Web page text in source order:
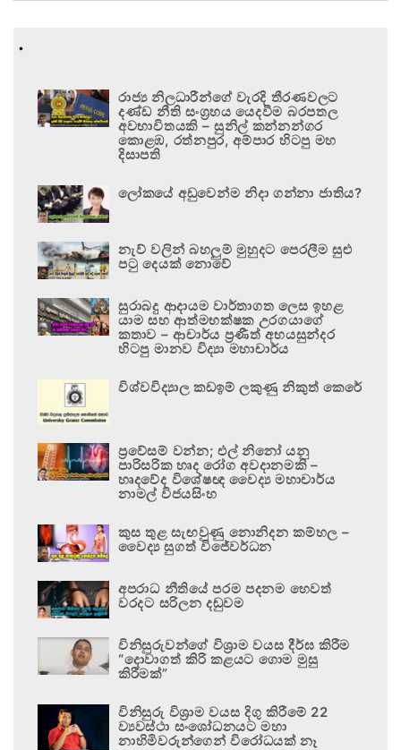
.
රාජ්‍ය නිලධාරීන්ගේ වැරදි තීරණවලට
දණ්ඩ නීති සංග්‍රහය යෙදවීම බරපතල
අවභාවිතයකි – සුනිල් කන්නන්ගර
කොළඹ, රත්නපුර, අම්පාර හිටපු මහ
දිසාපති
ලෝකයේ අඩුවෙන්ම නිදා ගන්නා ජාතිය?
නැව් වලින් බහලුම් මුහුදට පෙරලීම සුළු
පටු දෙයක් නොවේ
සුරාබදු ආදායම වාර්තාගත ලෙස ඉහළ
යාම සහ ආත්මභක්ෂක උරගයාගේ
කතාව – ආචාර්ය ප්‍රණීත් අභයසුන්දර
හිටපු මානව විද්‍යා මහාචාර්ය
විශ්වවිද්‍යාල කඩඉම් ලකුණු නිකුත් කෙරේ
ප්‍රවේසම් වන්න; එල් නිනෝ යනු
පාරිසරික හෘද රෝග අවදානමකි –
හෘදවේද විශේෂඥ වෛද්‍ය මහාචාර්ය
නාමල් විජයසිංහ
කුස තුළ සැඟවුණු නොනිදන කම්හල –
වෛද්‍ය සුගත් විජේවර්ධන
අපරාධ නීතියේ පරම පදනම හෙවත්
වරදට සරිලන දඬුවම
විනිසුරුවන්ගේ විශ්‍රාම වයස දීර්ඝ කිරීම
“දොවාගත් කිරි කළයට ගොම මුසු
කිරීමක්”
විනිසුරු විශ්‍රාම වයස දිගු කිරීමේ 22
ව්‍යවස්ථා සංශෝධනයට මහා
නාහිමිවරුන්ගෙන් විරෝධයක් නෑ